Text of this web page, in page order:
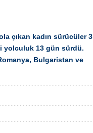
çıkan kadın sürücüler 3
yolculuk 13 gün sürdü.
Bulgaristan ve